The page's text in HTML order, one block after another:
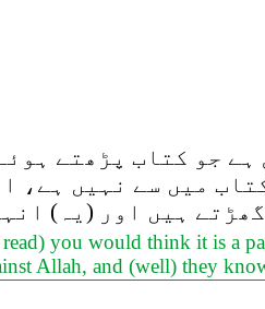
جو کتاب پڑھتے
میں سے نہیں
ہیں اور (یہ)
you would think it is a
Allah, and (well) they